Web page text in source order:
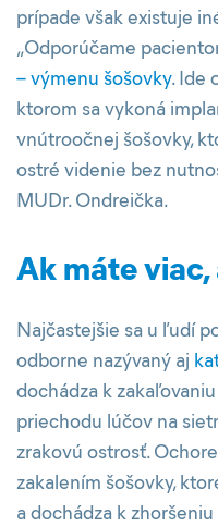
prípade však existuje
„Odporúčame
– výmenu šošovky. Ide
ktorom sa vykoná
vnútroočnej šošovky,
ostré videnie bez
MUDr. Ondreička.
Ak máte
Najčastejšie sa u ľudí
odborne nazývaný aj
dochádza k
priechodu lúčov na
zrakovú ostrosť.
zakalením šošovky,
a dochádza k